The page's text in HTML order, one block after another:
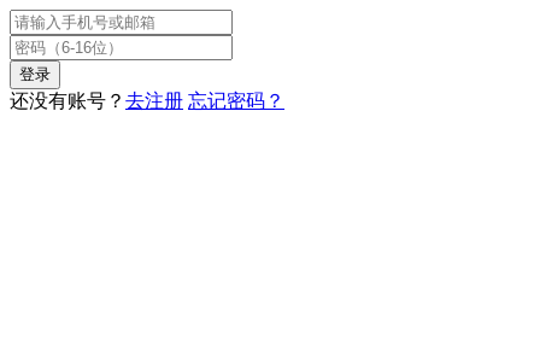
登录
还没有账号？ 去注册 忘记密码？